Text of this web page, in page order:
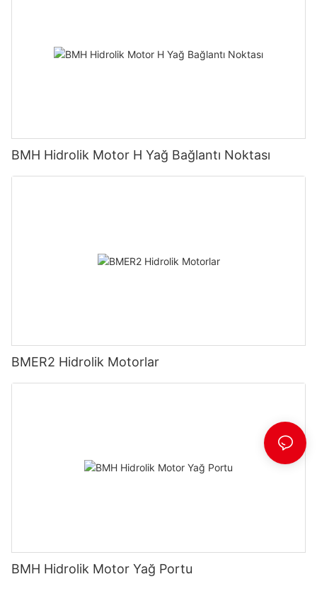
BMH Hidrolik Motor H Yağ Bağlantı Noktası
BMER2 Hidrolik Motorlar
BMH Hidrolik Motor Yağ Portu